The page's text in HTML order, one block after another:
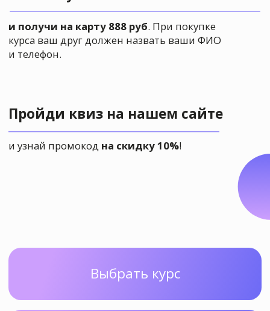
свою мечту
научиться
рисовать?Сейчас
самое время!
Оставить заявку
Пробное занятие